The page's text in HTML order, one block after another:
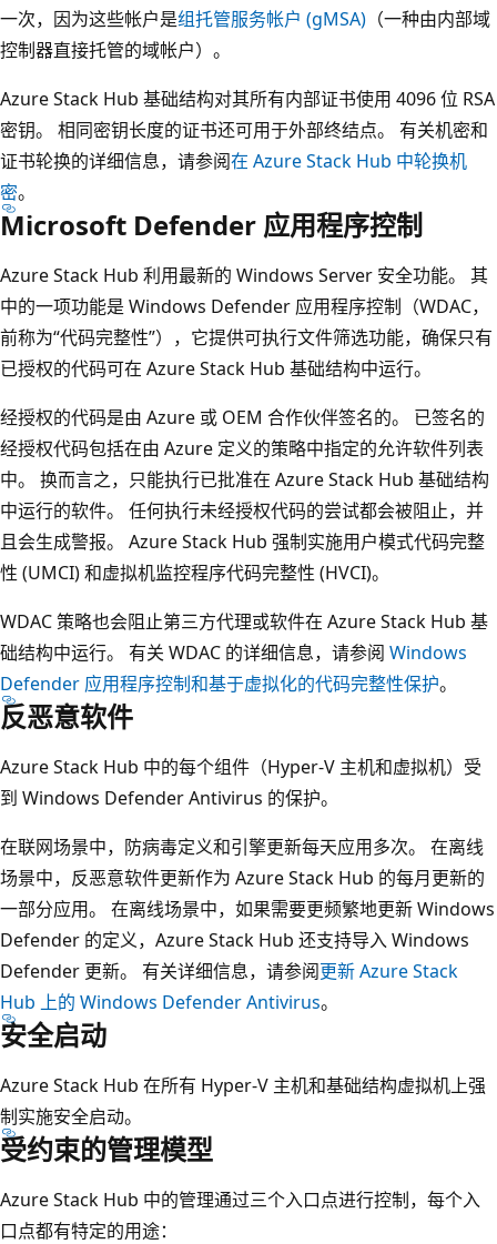
一次，因为这些帐户是组托管服务帐户 (gMSA) （一种由内部域
控制器直接托管的域帐户）。
Azure Stack Hub 基础结构对其所有内部证书使用 4096 位 RSA
密钥。 相同密钥长度的证书还可用于外部终结点。 有关机密和
证书轮换的详细信息，请参阅在 Azure Stack Hub 中轮换机
密。
Microsoft Defender 应用程序控制
Azure Stack Hub 利用最新的 Windows Server 安全功能。 其
中的一项功能是 Windows Defender 应用程序控制（WDAC，
前称为“代码完整性”），它提供可执行文件筛选功能，确保只有
已授权的代码可在 Azure Stack Hub 基础结构中运行。
经授权的代码是由 Azure 或 OEM 合作伙伴签名的。 已签名的
经授权代码包括在由 Azure 定义的策略中指定的允许软件列表
中。 换而言之，只能执行已批准在 Azure Stack Hub 基础结构
中运行的软件。 任何执行未经授权代码的尝试都会被阻止，并
且会生成警报。 Azure Stack Hub 强制实施用户模式代码完整
性 (UMCI) 和虚拟机监控程序代码完整性 (HVCI)。
WDAC 策略也会阻止第三方代理或软件在 Azure Stack Hub 基
础结构中运行。 有关 WDAC 的详细信息，请参阅 Windows
Defender 应用程序控制和基于虚拟化的代码完整性保护。
反恶意软件
Azure Stack Hub 中的每个组件（Hyper-V 主机和虚拟机）受
到 Windows Defender Antivirus 的保护。
在联网场景中，防病毒定义和引擎更新每天应用多次。 在离线
场景中，反恶意软件更新作为 Azure Stack Hub 的每月更新的
一部分应用。 在离线场景中，如果需要更频繁地更新 Windows
Defender 的定义，Azure Stack Hub 还支持导入 Windows
Defender 更新。 有关详细信息，请参阅更新 Azure Stack
Hub 上的 Windows Defender Antivirus。
安全启动
Azure Stack Hub 在所有 Hyper-V 主机和基础结构虚拟机上强
制实施安全启动。
受约束的管理模型
Azure Stack Hub 中的管理通过三个入口点进行控制，每个入
口点都有特定的用途：